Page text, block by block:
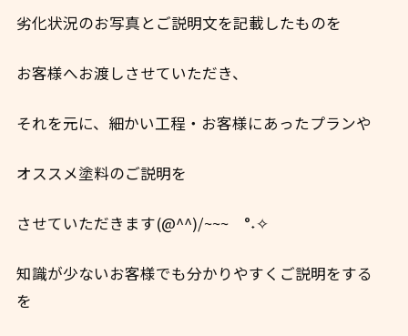
劣化状況のお写真とご説明文を記載したものを
お客様へお渡しさせていただき、
それを元に、細かい工程・お客様にあったプランや
オススメ塗料のご説明を
させていただきます(@^^)/~~~ °˖✧
知識が少ないお客様でも分かりやすくご説明をする
を